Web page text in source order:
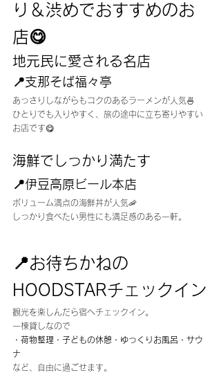
り＆渋めでおすすめのお
店😋
地元民に愛される名店
📍支那そば福々亭
あっさりしながらもコクのあるラーメンが人気🍜
ひとりでも入りやすく、旅の途中に立ち寄りやすい
お店です😋
海鮮でしっかり満たす
📍伊豆高原ビール本店
ボリューム満点の海鮮丼が人気🦐
しっかり食べたい男性にも満足感のある一軒。
📍お待ちかねの
HOODSTARチェックイン
観光を楽しんだら宿へチェックイン。
一棟貸しなので
・荷物整理・子どもの休憩・ゆっくりお風呂・サウ
ナ
など、自由に過ごせます。